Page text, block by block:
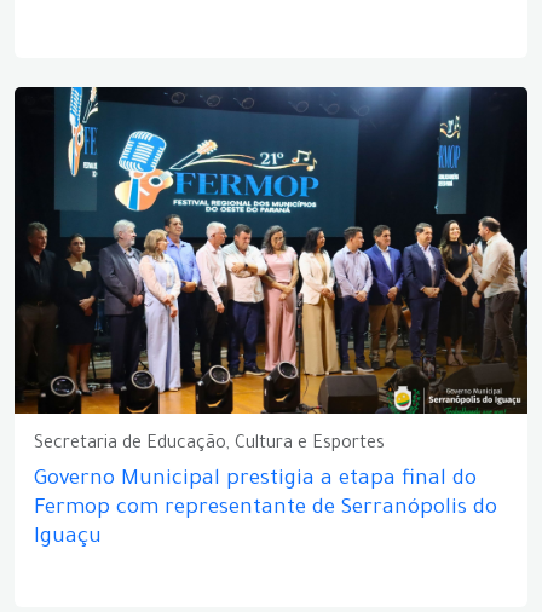
Secretaria de Educação, Cultura e Esportes
Governo Municipal prestigia a etapa final do
Fermop com representante de Serranópolis do
Iguaçu